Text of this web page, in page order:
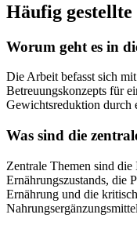
Häufig gestellte
Worum geht es in
Die Arbeit befasst sich
Betreuungskonzepts für
Gewichtsreduktion durch
Was sind die
Zentrale Themen sind
Ernährungszustands, die
Ernährung und die